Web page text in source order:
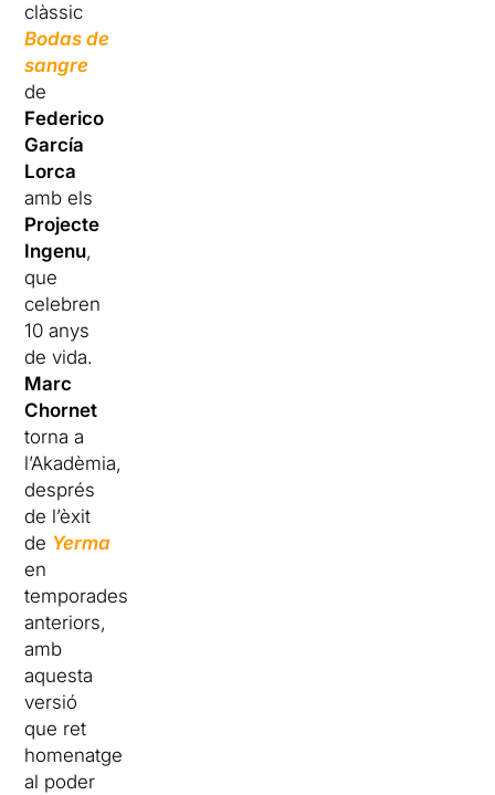
clàssic
Bodas de
sangre
de
Federico
García
Lorca
amb els
Projecte
Ingenu,
que
celebren
10 anys
de vida.
Marc
Chornet
torna a
l’Akadèmia,
després
de l’èxit
de Yerma
en
temporades
anteriors,
amb
aquesta
versió
que ret
homenatge
al poder